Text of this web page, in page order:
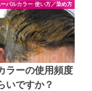
バルカラー 使い方／染め方
ラーの使用頻度
いですか？